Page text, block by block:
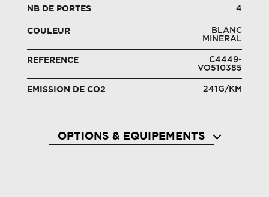
NB DE PORTES 4
COULEUR
BLANC
MINERAL
REFERENCE
C4449-
VO510385
EMISSION DE CO2 241G/KM
OPTIONS & EQUIPEMENTS